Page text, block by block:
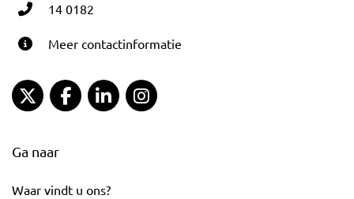
14 0182
Meer contactinformatie
Gemeente Gouda Twitter
Gemeente Gouda Facebook
Gemeente Gouda LinkedIn
Ga naar
Waar vindt u ons?